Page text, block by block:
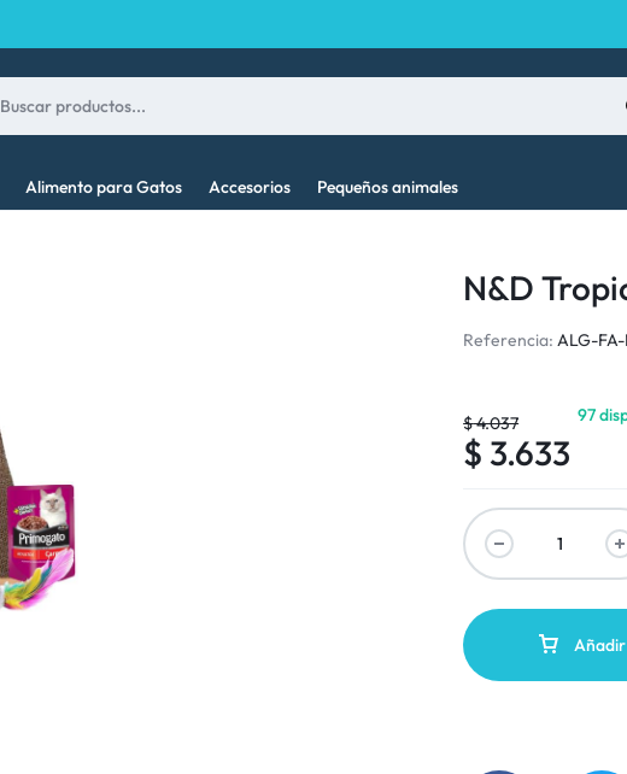
Alimento para Gatos Accesorios Pequeños animales
N&D
Referencia: ALG-
$4.037
$ 3.633
97